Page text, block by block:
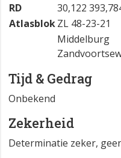
RD
30,122
AtlasblokZL 48-23-21
Middelburg
Tijd & Gedrag
Onbekend
Zekerheid
Determinatie zeker,